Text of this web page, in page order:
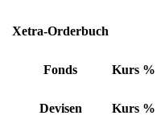
Xetra-Orderbuch
Fonds Kurs %
Devisen Kurs %